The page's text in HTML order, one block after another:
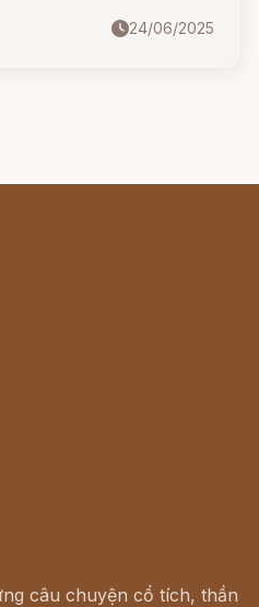
thể - chỉ mong dân
24/06/2025
câu chuyện cổ tích, thần